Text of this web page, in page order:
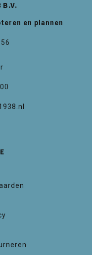
B.V.
en plannen